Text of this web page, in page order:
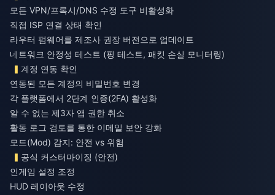
모든 VPN/프록시/DNS 수정 도구 비활성화
직접 ISP 연결 상태 확인
라우터 펌웨어를 제조사 권장 버전으로 업데이트
네트워크 안정성 테스트 (핑 테스트, 패킷 손실 모니터링)
계정 연동 확인
연동된 모든 계정의 비밀번호 변경
각 플랫폼에서 2단계 인증(2FA) 활성화
알 수 없는 제3자 앱 권한 취소
활동 로그 검토를 통한 이메일 보안 강화
모드(Mod) 감지: 안전 vs 위험
공식 커스터마이징 (안전)
인게임 설정 조정
HUD 레이아웃 수정